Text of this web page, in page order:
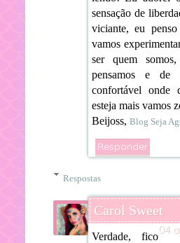
sensação de
viciante, eu
vamos
ser quem
pensamos e de
confortável onde
esteja mais vamos
Beijoss, Blog Seja
Responder
Respostas
Carol Sweet
04
Verdade, fico